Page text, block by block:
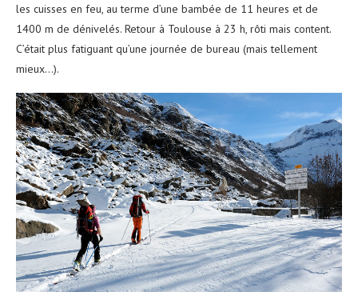
les cuisses en feu, au terme d’une bambée de 11 heures et de
1400 m de dénivelés. Retour à Toulouse à 23 h, rôti mais content.
C’était plus fatiguant qu’une journée de bureau (mais tellement
mieux…).